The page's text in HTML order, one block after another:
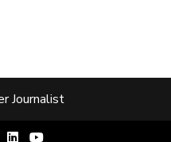
Journalist